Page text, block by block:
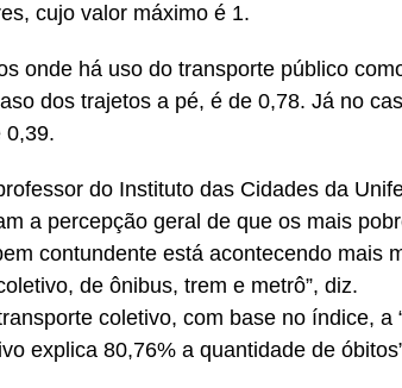
cujo valor máximo é 1.
onde há uso do transporte público
dos trajetos a pé, é de 0,78. Já no
0,39.
do Instituto das Cidades da
a percepção geral de que os mais
contundente está acontecendo mais
de ônibus, trem e metrô”, diz.
coletivo, com base no índice, a
explica 80,76% a quantidade de